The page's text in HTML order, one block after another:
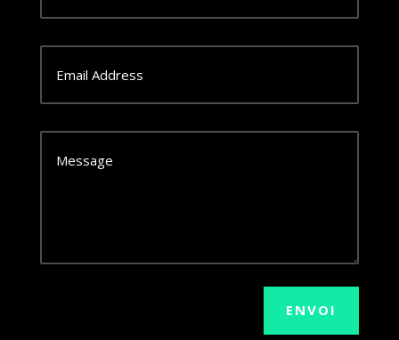
ENVOI